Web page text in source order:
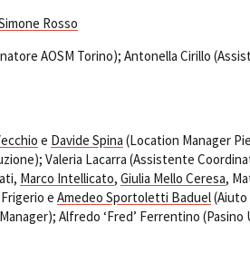
Rosso
AOSM Torino); Antonella Cirillo
e Davide Spina (Location Manager
Valeria Lacarra (Assistente
Marco Intellicato, Giulia Mello Ceresa,
e Amedeo Sportoletti Baduel(Aiuto
Alfredo ‘Fred’ Ferrentino